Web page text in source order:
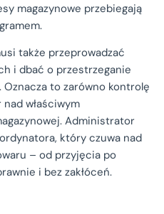
magazynowe przebiegają
także przeprowadzać
i dbać o przestrzeganie
to zarówno kontrolę
właściwym
Administrator
który czuwa nad
– od przyjęcia po
i bez zakłóceń.